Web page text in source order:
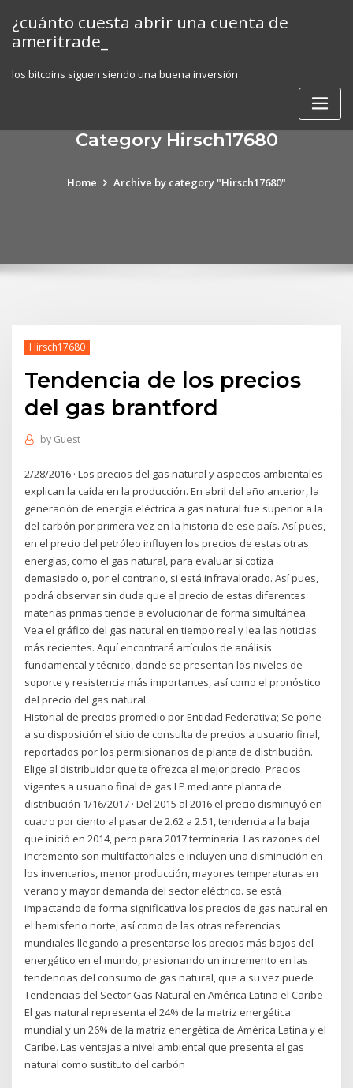
content
¿cuánto cuesta abrir una cuenta de
ameritrade_
los bitcoins siguen siendo una buena inversión
Category Hirsch17680
Home Archive by category "Hirsch17680"
Hirsch17680
Tendencia de los precios
del gas brantford
by Guest
2/28/2016 · Los precios del gas natural y aspectos ambientales
explican la caída en la producción. En abril del año anterior, la
generación de energía eléctrica a gas natural fue superior a la
del carbón por primera vez en la historia de ese país. Así pues,
en el precio del petróleo influyen los precios de estas otras
energías, como el gas natural, para evaluar si cotiza
demasiado o, por el contrario, si está infravalorado. Así pues,
podrá observar sin duda que el precio de estas diferentes
materias primas tiende a evolucionar de forma simultánea.
Vea el gráfico del gas natural en tiempo real y lea las noticias
más recientes. Aquí encontrará artículos de análisis
fundamental y técnico, donde se presentan los niveles de
soporte y resistencia más importantes, así como el pronóstico
del precio del gas natural.
Historial de precios promedio por Entidad Federativa; Se pone
a su disposición el sitio de consulta de precios a usuario final,
reportados por los permisionarios de planta de distribución.
Elige al distribuidor que te ofrezca el mejor precio. Precios
vigentes a usuario final de gas LP mediante planta de
distribución 1/16/2017 · Del 2015 al 2016 el precio disminuyó en
cuatro por ciento al pasar de 2.62 a 2.51, tendencia a la baja
que inició en 2014, pero para 2017 terminaría. Las razones del
incremento son multifactoriales e incluyen una disminución en
los inventarios, menor producción, mayores temperaturas en
verano y mayor demanda del sector eléctrico. se está
impactando de forma significativa los precios de gas natural en
el hemisferio norte, así como de las otras referencias
mundiales llegando a presentarse los precios más bajos del
energético en el mundo, presionando un incremento en las
tendencias del consumo de gas natural, que a su vez puede
Tendencias del Sector Gas Natural en América Latina el Caribe
El gas natural representa el 24% de la matriz energética
mundial y un 26% de la matriz energética de América Latina y el
Caribe. Las ventajas a nivel ambiental que presenta el gas
natural como sustituto del carbón